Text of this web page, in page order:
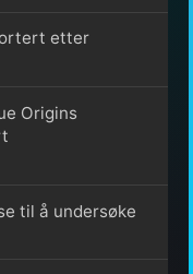
etter
Origins
til å undersøke